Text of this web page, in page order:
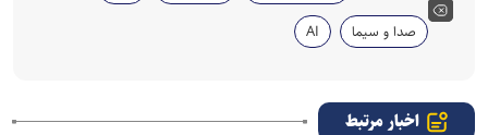
صدا و سیما
AI
اخبار مرتبط